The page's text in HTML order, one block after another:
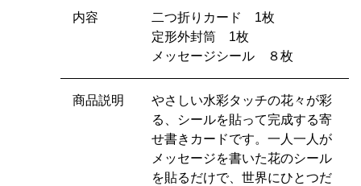
内容
二つ折りカード 1枚
定形外封筒 1枚
メッセージシール ８枚
商品説明
やさしい水彩タッチの花々が彩
る、シールを貼って完成する寄
せ書きカードです。一人一人が
メッセージを書いた花のシール
を貼るだけで、世界にひとつだ